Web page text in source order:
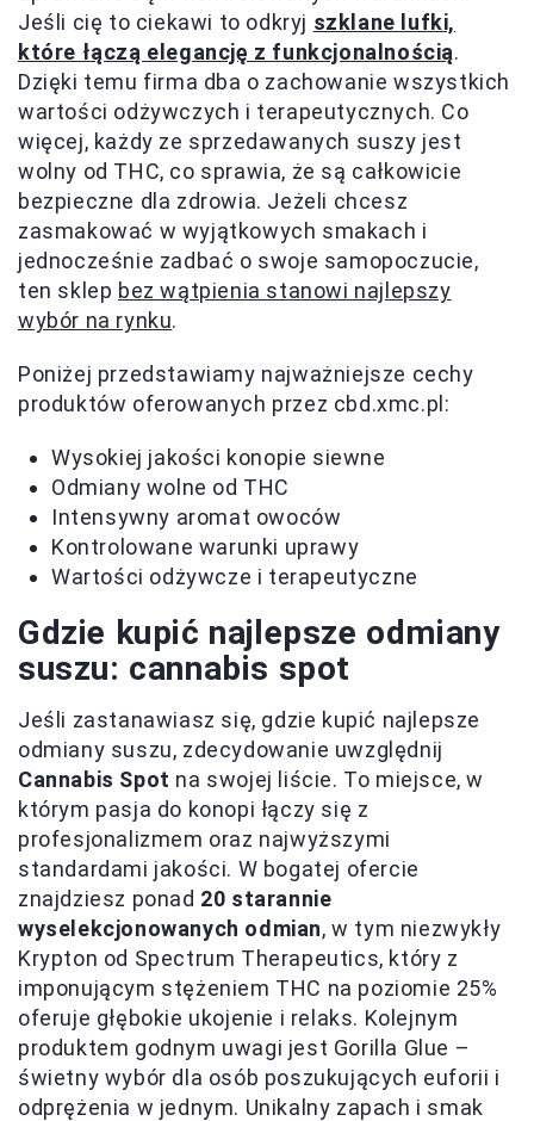
Jeśli cię to ciekawi to odkryj szklane lufki,
które łączą elegancję z funkcjonalnością.
Dzięki temu firma dba o zachowanie wszystkich
wartości odżywczych i terapeutycznych. Co
więcej, każdy ze sprzedawanych suszy jest
wolny od THC, co sprawia, że są całkowicie
bezpieczne dla zdrowia. Jeżeli chcesz
zasmakować w wyjątkowych smakach i
jednocześnie zadbać o swoje samopoczucie,
ten sklep bez wątpienia stanowi najlepszy
wybór na rynku.
Poniżej przedstawiamy najważniejsze cechy
produktów oferowanych przez cbd.xmc.pl:
Wysokiej jakości konopie siewne
Odmiany wolne od THC
Intensywny aromat owoców
Kontrolowane warunki uprawy
Wartości odżywcze i terapeutyczne
Gdzie kupić najlepsze odmiany
suszu: cannabis spot
Jeśli zastanawiasz się, gdzie kupić najlepsze
odmiany suszu, zdecydowanie uwzględnij
Cannabis Spot na swojej liście. To miejsce, w
którym pasja do konopi łączy się z
profesjonalizmem oraz najwyższymi
standardami jakości. W bogatej ofercie
znajdziesz ponad 20 starannie
wyselekcjonowanych odmian, w tym niezwykły
Krypton od Spectrum Therapeutics, który z
imponującym stężeniem THC na poziomie 25%
oferuje głębokie ukojenie i relaks. Kolejnym
produktem godnym uwagi jest Gorilla Glue –
świetny wybór dla osób poszukujących euforii i
odprężenia w jednym. Unikalny zapach i smak